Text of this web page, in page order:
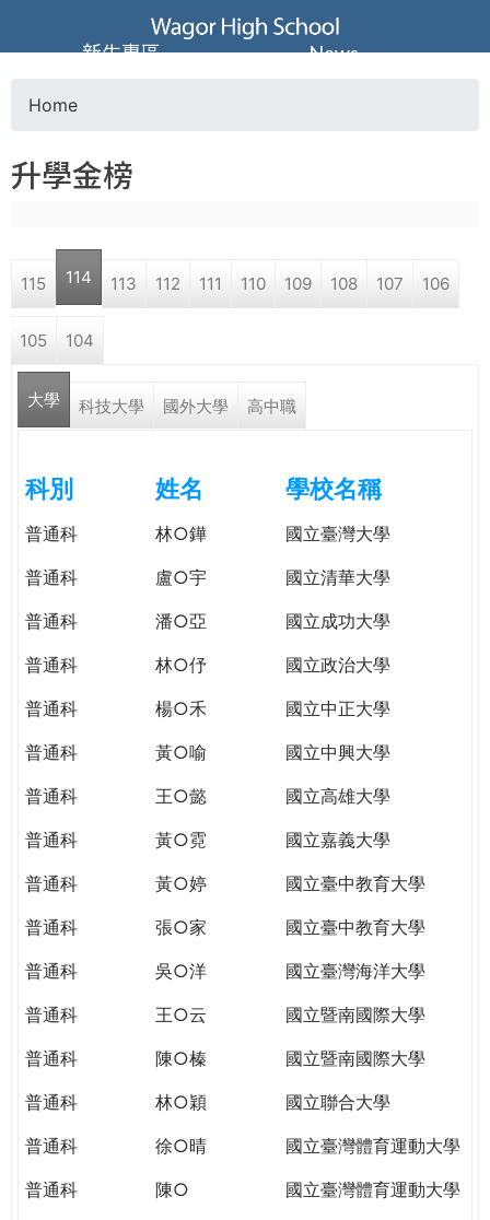
Jump to navigation
葳
格
高
學
格。
WAGOR
TODAY
THE
WORLD
PUTTING
YOU
THE
o
a
r
e
e
r
e
Home
升學金榜
115 114 113 112 111 110 109 108 107 106
105 104
大學 科技大學 國外大學 高中職
科別 姓名 學校名稱
普通科 林○鏵
國立臺灣大學
普通科
盧○宇
國立清華大學
普通科
潘○亞
國立成功大學
普通科
林○伃
國立政治大學
普通科
楊○禾
國立中正大學
普通科
黃○喻
國立中興大學
普通科
王○懿
國立高雄大學
普通科
黃○霓
國立嘉義大學
普通科
黃○婷
國立臺中教育大學
普通科
張○家
國立臺中教育大學
普通科
吳○洋
國立臺灣海洋大學
普通科
王○云
國立暨南國際大學
普通科
陳○榛
國立暨南國際大學
普通科
林○穎
國立聯合大學
普通科
徐○晴
國立臺灣體育運動大學
普通科
陳○
國立臺灣體育運動大學
新生專區 News